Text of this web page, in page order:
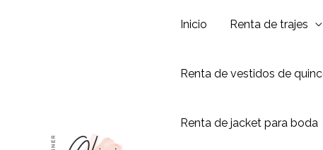
Inicio Renta de trajes
Renta de vestidos de
Renta de jacket para boda